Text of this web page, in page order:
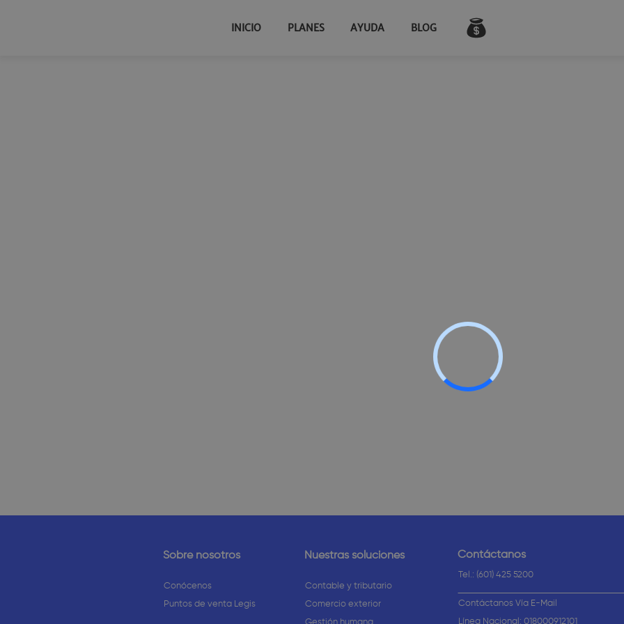
INICIO PLANES AYUDA BLOG
Sobre nosotros
Conócenos
Puntos de venta Legis
Nuestras soluciones
Contable y tributario
Comercio exterior
Contáctanos
Tel.: (601) 425 5200
Contáctanos Vía E-Mail
Línea Nacional: 018000912101